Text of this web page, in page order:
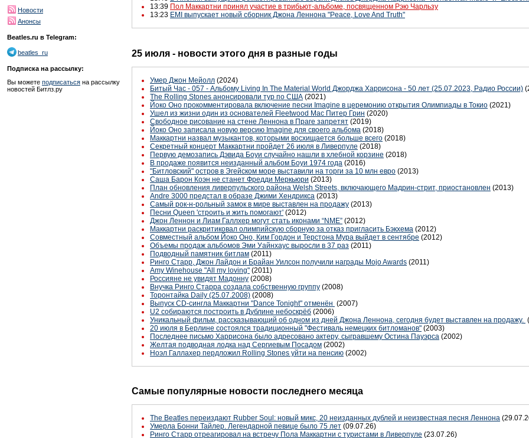
Новости
Анонсы
Beatles.ru в Telegram:
beatles_ru
Подписка на рассылку:
Вы можете подписаться на рассылку
новостей Битлз.ру
13:39 Пол Маккартни принял участие в трибьют-альбоме, посвященном Рэю Чарльзу
13:23 EMI выпускает новый сборник Джона Леннона "Peace, Love And Truth"
25 июля - новости этого дня в разные годы
Умер Джон Мейолл (2024)
Битый Час - 057 - Альбому Living In The Material World Джорджа Харрисона - 50 лет (25.07.2023, Радио России)
The Rolling Stones анонсировали тур по США (2021)
Йоко Оно прокомментировала включение песни Imagine в церемонию открытия Олимпиады в Токио (2021)
Ушел из жизни один из основателей Fleetwood Mac Питер Грин (2020)
Свободное рисование на стене Леннона в Праге запретят (2019)
Йоко Оно записала новую версию Imagine для своего альбома (2018)
Маккартни назвал музыкантов, которыми восхищается больше всего (2018)
Секретный концерт Маккартни пройдет 26 июля в Ливерпуле (2018)
Первую демозапись Дэвида Боуи случайно нашли в хлебной корзине (2018)
В продаже появится неизданный альбом Боуи 1974 года (2016)
"Битловский" остров в Эгейском море выставили на торги за 10 млн евро (2013)
Саша Барон Коэн не станет Фредди Меркьюри (2013)
План обновления ливерпульского района Welsh Streets, включающего Мадрин-стрит, приостановлен (2013)
Andre 3000 предстал в образе Джими Хендрикса (2013)
Cамый рок-н-рольный замок в мире выставлен на продажу (2013)
Песни Queen 'строить и жить помогают' (2012)
Джон Леннон и Лиам Галлхер могут стать иконами “NME” (2012)
Маккартни раскритиковал олимпийскую сборную за отказ пригласить Бэкхема (2012)
Совместный альбом Йоко Оно, Ким Гордон и Терстона Мура выйдет в сентябре (2012)
Объемы продаж альбомов Эми Уайнхаус выросли в 37 раз (2011)
Подводный памятник битлам (2011)
Ринго Старр, Джон Лайдон и Брайан Уилсон получили награды Mojo Awards (2011)
Amy Winehouse "All my loving" (2011)
Россияне не увидят Мадонну (2008)
Внучка Ринго Старра создала собственную группу (2008)
Торонтайка Daily (25.07.2008) (2008)
Выпуск CD-сингла Маккартни "Dance Tonight" отменён (2007)
U2 собираются построить в Дублине небоскрёб (2006)
Уникальный фильм, рассказывающий об одном из дней Джона Леннона, сегодня будет выставлен на продажу.
20 июля в Берлине состоялся традиционный "Фестиваль немецких битломанов" (2003)
Последнее письмо Харрисона было адресовано актеру, сыгравшему Остина Пауэрса (2002)
Желтая подводная лодка над Сергиевым Посадом (2002)
Ноэл Галлахер пердложил Rolling Stones уйти на пенсию (2002)
Самые популярные новости последнего месяца
The Beatles переиздают Rubber Soul: новый микс, 20 неизданных дублей и неизвестная песня Леннона
Умерла Бонни Тайлер. Легендарной певице было 75 лет (09.07.26)
Ринго Старр отреагировал на встречу Пола Маккартни с туристами в Ливерпуле (23.07.26)